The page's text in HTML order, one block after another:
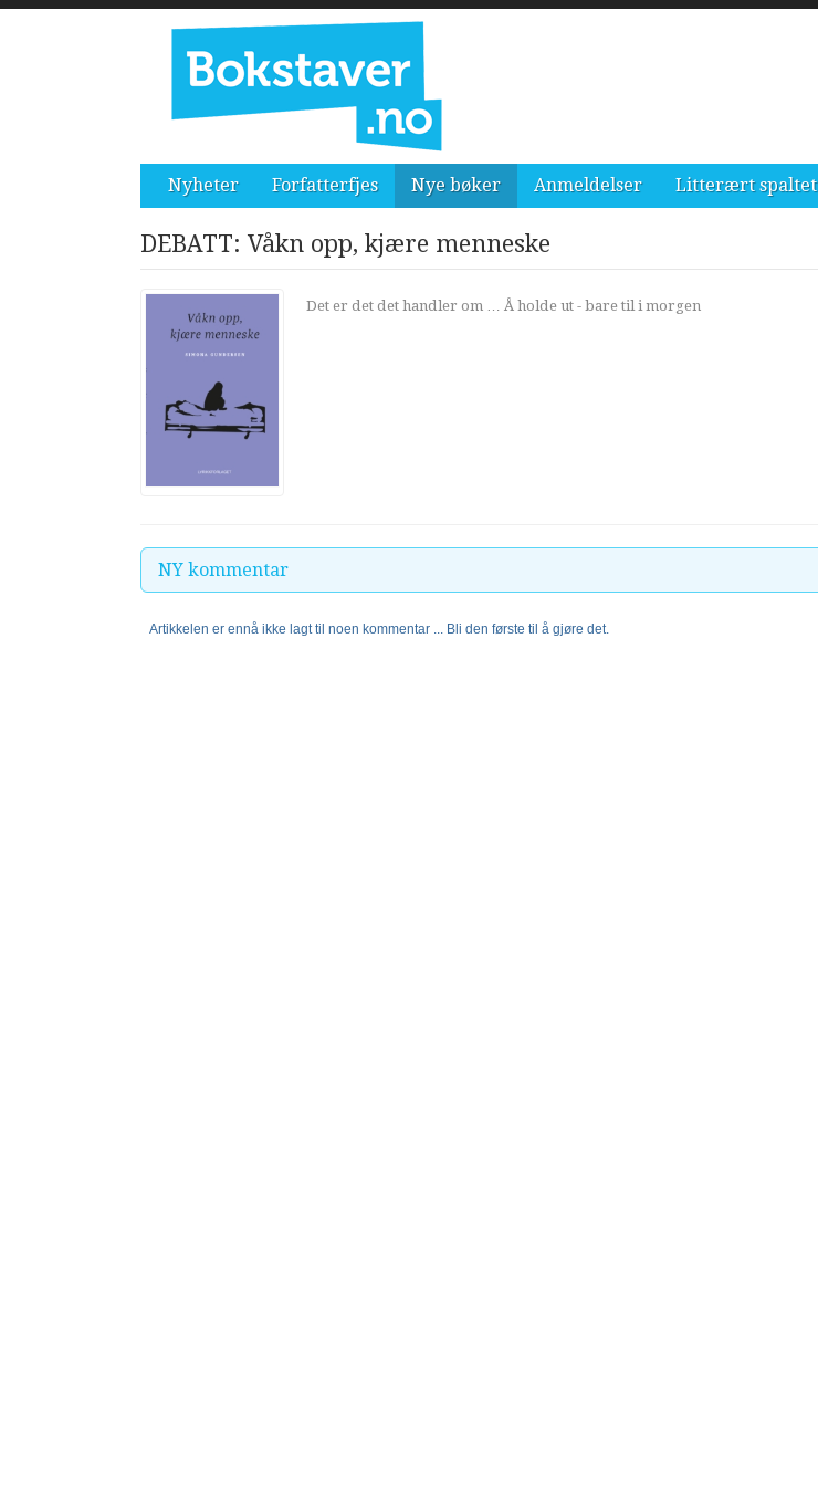
Nyheter Forfatterfjes Nye bøker Anmeldelser Litterært spaltet
DEBATT: Våkn opp, kjære menneske
Det er det det handler om … Å holde ut - bare til i morgen
NY kommentar
Artikkelen er ennå ikke lagt til noen kommentar ... Bli den første til å gjøre det.